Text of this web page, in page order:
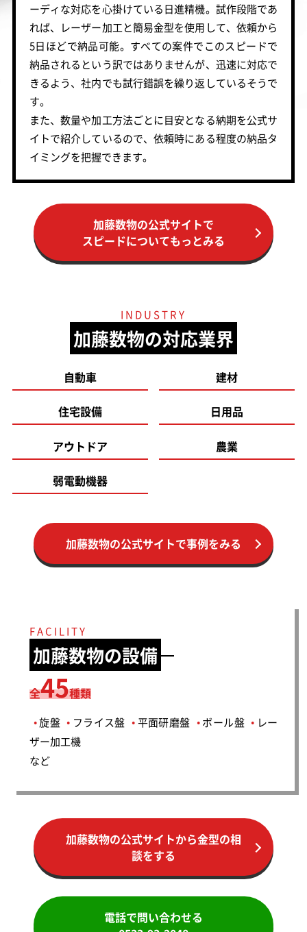
ーディな対応を心掛けている日進精機。試作段階であ
れば、レーザー加工と簡易金型を使用して、依頼から
5日ほどで納品可能。すべての案件でこのスピードで
納品されるという訳ではありませんが、迅速に対応で
きるよう、社内でも試行錯誤を繰り返しているそうで
す。
また、数量や加工方法ごとに目安となる納期を公式サ
イトで紹介しているので、依頼時にある程度の納品タ
イミングを把握できます。
加藤数物の公式サイトで
スピードについてもっとみる
INDUSTRY
加藤数物の対応業界
自動車 建材
住宅設備 日用品
アウトドア 農業
弱電動機器
加藤数物の公式サイトで事例をみる
FACILITY
加藤数物の設備
全45種類
● 旋盤 ● フライス盤 ● 平面研磨盤 ● ボール盤 ● レー
ザー加工機
など
加藤数物の公式サイトから金型の相
談をする
電話で問い合わせる